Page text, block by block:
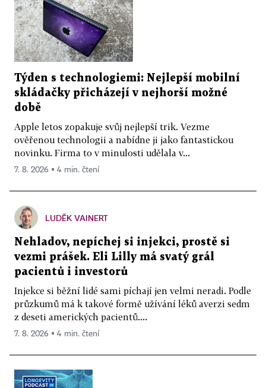
Týden s technologiemi: Nejlepší mobilní
skládačky přicházejí v nejhorší možné
době
Apple letos zopakuje svůj nejlepší trik. Vezme
ověřenou technologii a nabídne ji jako fantastickou
novinku. Firma to v minulosti udělala v...
7. 8. 2026 ▪ 4 min. čtení
LUDĚK VAINERT
Nehladov, nepíchej si injekci, prostě si
vezmi prášek. Eli Lilly má svatý grál
pacientů i investorů
Injekce si běžní lidé sami píchají jen velmi neradi. Podle
průzkumů má k takové formě užívání léků averzi sedm
z deseti amerických pacientů....
7. 8. 2026 ▪ 4 min. čtení